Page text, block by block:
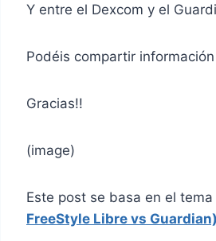
Y entre el Dexcom y el
Podéis compartir
Gracias!!
(image)
Este post se basa en el tema
FreeStyle Libre vs Guardian)